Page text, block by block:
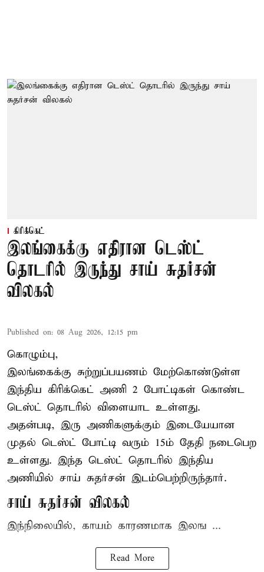
கிரிக்கெட்
இலங்கைக்கு எதிரான டெஸ்ட்
தொடரில் இருந்து சாய் சுதர்சன்
விலகல்
Published on: 08 Aug 2026, 12:15 pm
கொழும்பு,
இலங்கைக்கு சுற்றுப்பயணம் மேற்கொண்டுள்ள
இந்திய கிரிக்கெட் அணி 2 போட்டிகள் கொண்ட
டெஸ்ட் தொடரில் விளையாட உள்ளது.
அதன்படி, இரு அணிகளுக்கும் இடையேயான
முதல் டெஸ்ட் போட்டி வரும் 15ம் தேதி நடைபெற
உள்ளது. இந்த டெஸ்ட் தொடரில் இந்திய
அணியில் சாய் சுதர்சன் இடம்பெற்றிருந்தார்.
சாய் சுதர்சன் விலகல்
இந்நிலையில், காயம் காரணமாக இலங ...
Read More